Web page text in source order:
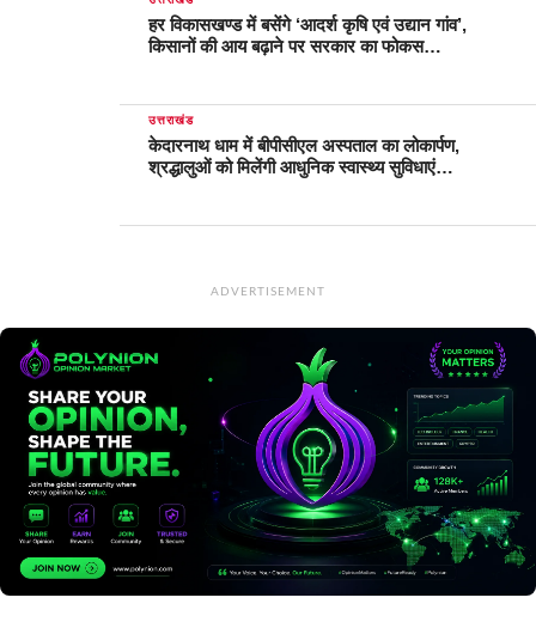
हर विकासखण्ड में बसेंगे ‘आदर्श कृषि एवं उद्यान गांव’,
किसानों की आय बढ़ाने पर सरकार का फोकस…
उत्तराखंड
केदारनाथ धाम में बीपीसीएल अस्पताल का लोकार्पण,
श्रद्धालुओं को मिलेंगी आधुनिक स्वास्थ्य सुविधाएं…
ADVERTISEMENT